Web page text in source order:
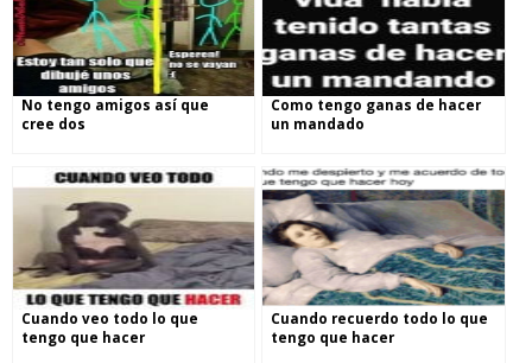
No tengo amigos así que
cree dos
Como tengo ganas de hacer
un mandado
Cuando veo todo lo que
tengo que hacer
Cuando recuerdo todo lo que
tengo que hacer